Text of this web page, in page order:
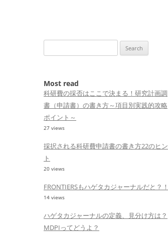
for:
Most read
科研費の採否はここで決まる！研究計画調
書（申請書）の書き方～項目別実践的攻略
ポイント～
27 views
採択される科研費申請書の書き方22のヒン
ト
20 views
FRONTIERSもハゲタカジャーナルだと？！
14 views
ハゲタカジャーナルの定義、見分け方は？
MDPIってどうよ？